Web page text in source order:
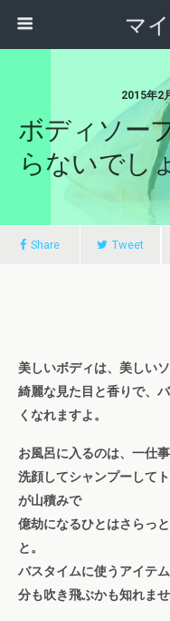
マ
2015年2
ボディソー
らないでし
Share Tweet
美しいボディは、美しい
綺麗な見た目と香りで、
くなれますよ。
お風呂に入るのは、一仕事
洗顔してシャンプーして
が山積みで
億劫になるひとはさらっ
と。
バスタイムに使うアイテ
分も吹き飛ぶかも知れませ